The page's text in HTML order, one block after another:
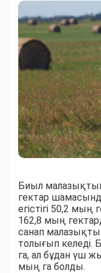
Биыл
гектар
егістігі 50,2
162,8 мың
санап
толығып
га, ал бұдан үш
мың га болды.